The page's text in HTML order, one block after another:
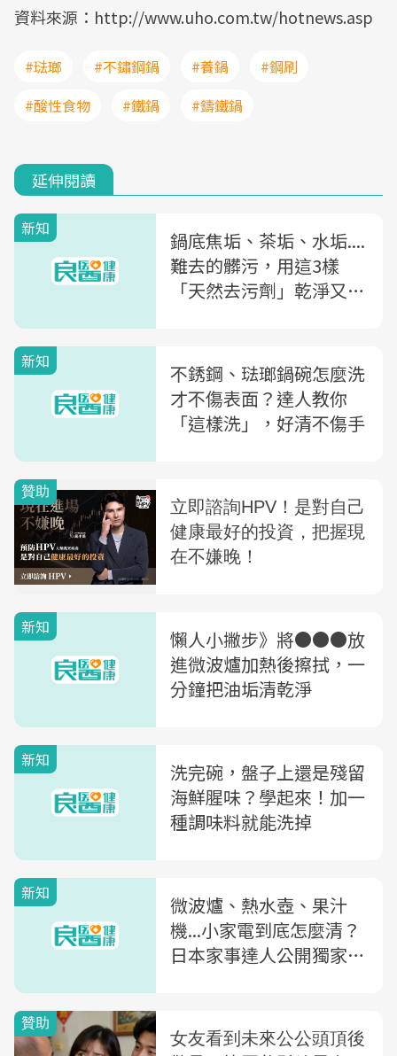
資料來源：http://www.uho.com.tw/hotnews.asp
#琺瑯 #不鏽鋼鍋 #養鍋
#鋼刷
#酸性食物
#鐵鍋 #鑄鐵鍋
延伸閱讀
新知
鍋底焦垢、茶垢、水垢....
難去的髒污，用這3樣
「天然去污劑」乾淨又好
新知
不銹鋼、琺瑯鍋碗怎麼洗
才不傷表面？達人教你
「這樣洗」，好清不傷手
新知
懶人小撇步》將●●●放
進微波爐加熱後擦拭，一
分鐘把油垢清乾淨
新知
洗完碗，盤子上還是殘留
海鮮腥味？學起來！加一
種調味料就能洗掉
新知
微波爐、熱水壺、果汁
機...小家電到底怎麼清？
日本家事達人公開獨家清